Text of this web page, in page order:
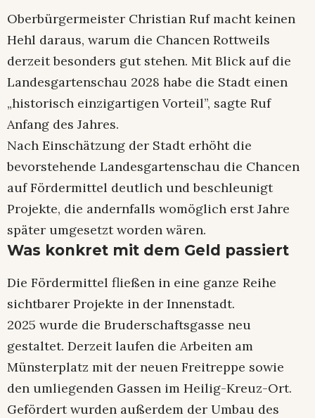
Oberbürgermeister Christian Ruf macht keinen
Hehl daraus, warum die Chancen Rottweils
derzeit besonders gut stehen. Mit Blick auf die
Landesgartenschau 2028 habe die Stadt einen
„historisch einzigartigen Vorteil”, sagte Ruf
Anfang des Jahres.
Nach Einschätzung der Stadt erhöht die
bevorstehende Landesgartenschau die Chancen
auf Fördermittel deutlich und beschleunigt
Projekte, die andernfalls womöglich erst Jahre
später umgesetzt worden wären.
Was konkret mit dem Geld passiert
Die Fördermittel fließen in eine ganze Reihe
sichtbarer Projekte in der Innenstadt.
2025 wurde die Bruderschaftsgasse neu
gestaltet. Derzeit laufen die Arbeiten am
Münsterplatz mit der neuen Freitreppe sowie
den umliegenden Gassen im Heilig-Kreuz-Ort.
Gefördert wurden außerdem der Umbau des